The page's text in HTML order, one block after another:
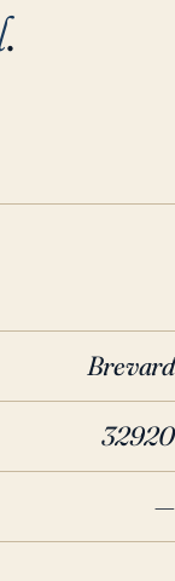
.
Brevard
32920
—